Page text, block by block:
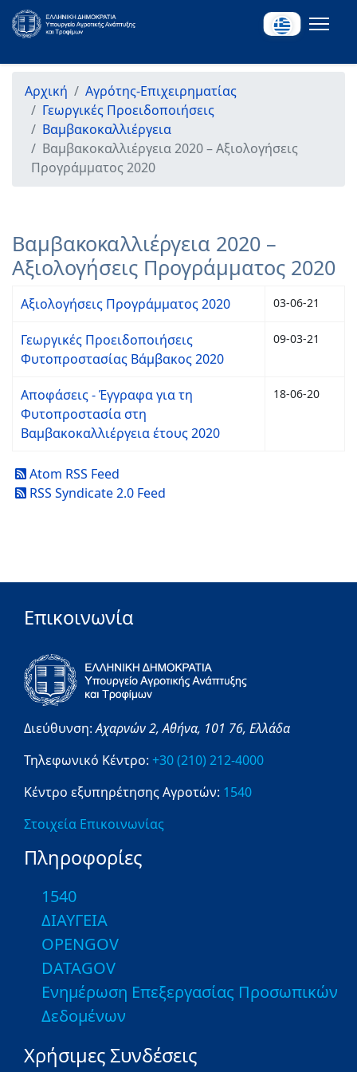
Αρχική
Αγρότης-Επιχειρηματίας
Γεωργικές Προειδοποιήσεις
Βαμβακοκαλλιέργεια
Βαμβακοκαλλιέργεια 2020 – Αξιολογήσεις
Προγράμματος 2020
Βαμβακοκαλλιέργεια 2020 –
Αξιολογήσεις Προγράμματος 2020
Αξιολογήσεις Προγράμματος 2020 03-06-21
Γεωργικές Προειδοποιήσεις
Φυτοπροστασίας Βάμβακος 2020
09-03-21
Αποφάσεις - Έγγραφα για τη
Φυτοπροστασία στη
Βαμβακοκαλλιέργεια έτους 2020
18-06-20
Atom RSS Feed
RSS Syndicate 2.0 Feed
Επικοινωνία
Διεύθυνση:Αχαρνών 2,Αθήνα, 101 76, Ελλάδα
Τηλεφωνικό Κέντρο: +30 (210) 212-4000
Κέντρο εξυπηρέτησης Αγροτών: 1540
Στοιχεία Επικοινωνίας
Πληροφορίες
1540
ΔΙΑΥΓΕΙΑ
OPENGOV
DATAGOV
Ενημέρωση Επεξεργασίας Προσωπικών
Δεδομένων
Χρήσιμες Συνδέσεις